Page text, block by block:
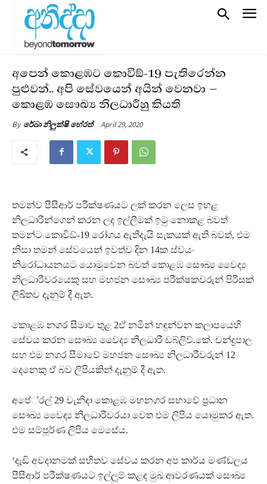
අපෙන් කොළඹට කොවිඞ්-19 පැතිරෙන්න
පුළුවන්.. අපි සේවයෙන් අයින් වෙනවා –
කොළඹ සෞඛ්‍ය නිලධාරීහු කියති
By රේඛා නිලුක්ෂි හේරත් April 29, 2020
තමන්ව පීසීආර් පරීක්ෂණයට ලක් කරන ලෙස ඉහළ
නිලධාරීන්ගෙන් කරන ලද ඉල්ලීමක් ඉටු නොකළ බවත්
තමන්ට කොවිඞ්-19 රෝගය ඇතිදැයි සැකයක් ඇති බවත්, එම
නිසා තමන් සේවයෙන් ඉවත්ව දින 14ක ස්වයං
නිරෝධායනයට යොමුවෙන බවත් කොළඹ සෞඛ්‍ය වෛද්‍ය
නිලධාරීවරයෙකු සහ මහජන සෞඛ්‍ය පරීක්ෂකවරුන් පිරිසක්
ලිඛිතව දැනුම් දී ඇත.
කොළඹ නගර සීමාව තුළ 2ඒ නමින් හඳුන්වන කලාපයෙහි
සේවය කරන සෞඛ්‍ය වෛද්‍ය නිලධාරී ඩබ්ලිව්.කේ. චන්ද්‍රපාල
සහ එම නගර සීමාවේ මහජන සෞඛ්‍ය නිලධාරීවරුන් 12
දෙනෙකු ඒ බව ලිපියකින් දැනුම් දී ඇත.
අපේ‍්‍රල් 29 වැනිදා කොළඹ මහනගර සභාවේ ප‍්‍රධාන
සෞඛ්‍ය වෛද්‍ය නිලධාරීවරයා වෙත එම ලිපිය යොමුකර ඇත.
එම සම්පූර්ණ ලිපිය මෙසේය.
‘දැඩි අවදානමක් සහිතව සේවය කරන අප කාර්ය මණ්ඩලය
පීසීආර් පරීක්ෂණයට ඉල්ලූම් කළද මුඛ ආවරණයක් සෞඛ්‍ය